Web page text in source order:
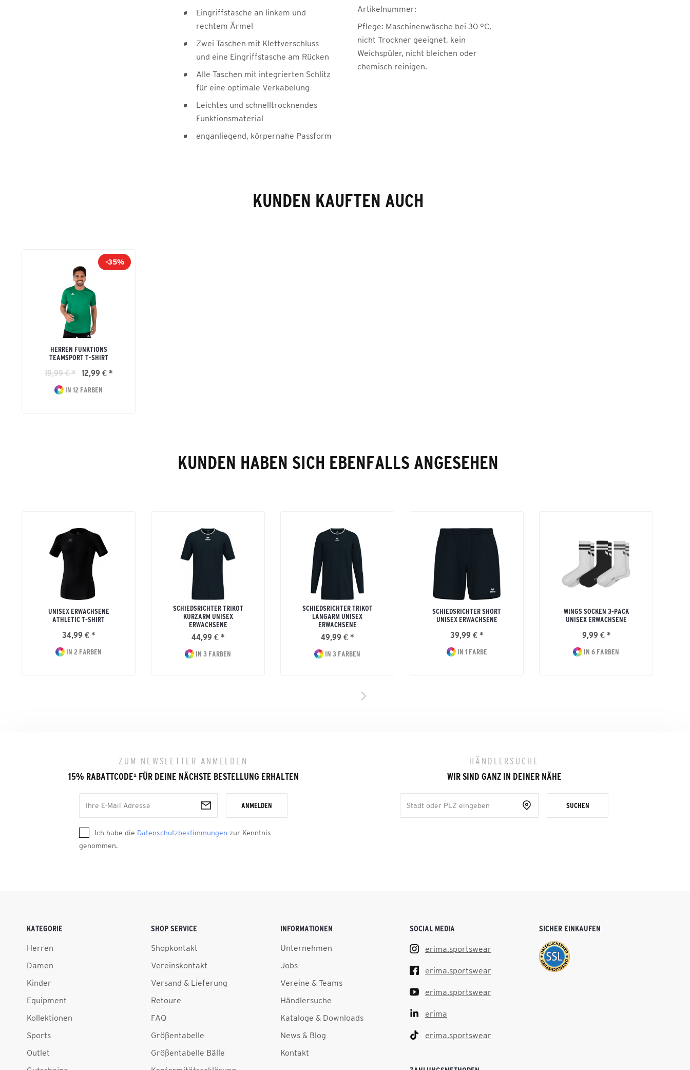
Eingriffstasche an linkem und
rechtem Ärmel
Zwei Taschen mit Klettverschluss
und eine Eingriffstasche am Rücken
Alle Taschen mit integrierten Schlitz
für eine optimale Verkabelung
Leichtes und schnelltrocknendes
Funktionsmaterial
enganliegend, körpernahe Passform
Artikelnummer:
Pflege: Maschinenwäsche bei 30 °C,
nicht Trockner geeignet, kein
Weichspüler, nicht bleichen oder
chemisch reinigen.
KUNDEN KAUFTEN AUCH
-35%
HERREN FUNKTIONS
TEAMSPORT T-SHIRT
19,99 € * 12,99 € *
IN 12 FARBEN
KUNDEN HABEN SICH EBENFALLS ANGESEHEN
UNISEX ERWACHSENE
ATHLETIC T-SHIRT
34,99 € *
IN 2 FARBEN
SCHIEDSRICHTER TRIKOT
KURZARM UNISEX
ERWACHSENE
44,99 € *
IN 3 FARBEN
SCHIEDSRICHTER TRIKOT
LANGARM UNISEX
ERWACHSENE
49,99 € *
IN 3 FARBEN
SCHIEDSRICHTER SHORT
UNISEX ERWACHSENE
39,99 € *
IN 1 FARBE
WINGS SOCKEN 3-PACK
UNISEX ERWACHSENE
9,99 € *
IN 6 FARBEN
ZUM NEWSLETTER ANMELDEN
15% RABATTCODE¹FÜR DEINE NÄCHSTE BESTELLUNG ERHALTEN
ANMELDEN
Ich habe die Datenschutzbestimmungen zur Kenntnis
genommen.
HÄNDLERSUCHE
WIR SIND GANZ IN DEINER NÄHE
SUCHEN
KATEGORIE
Herren
Damen
Kinder
Equipment
Kollektionen
Sports
Outlet
SHOP SERVICE
Shopkontakt
Vereinskontakt
Versand & Lieferung
Retoure
FAQ
Größentabelle
Größentabelle Bälle
INFORMATIONEN
Unternehmen
Jobs
Vereine & Teams
Händlersuche
Kataloge & Downloads
News & Blog
Kontakt
SOCIAL MEDIA
erima.sportswear
erima.sportswear
erima.sportswear
erima
erima.sportswear
SICHER EINKAUFEN